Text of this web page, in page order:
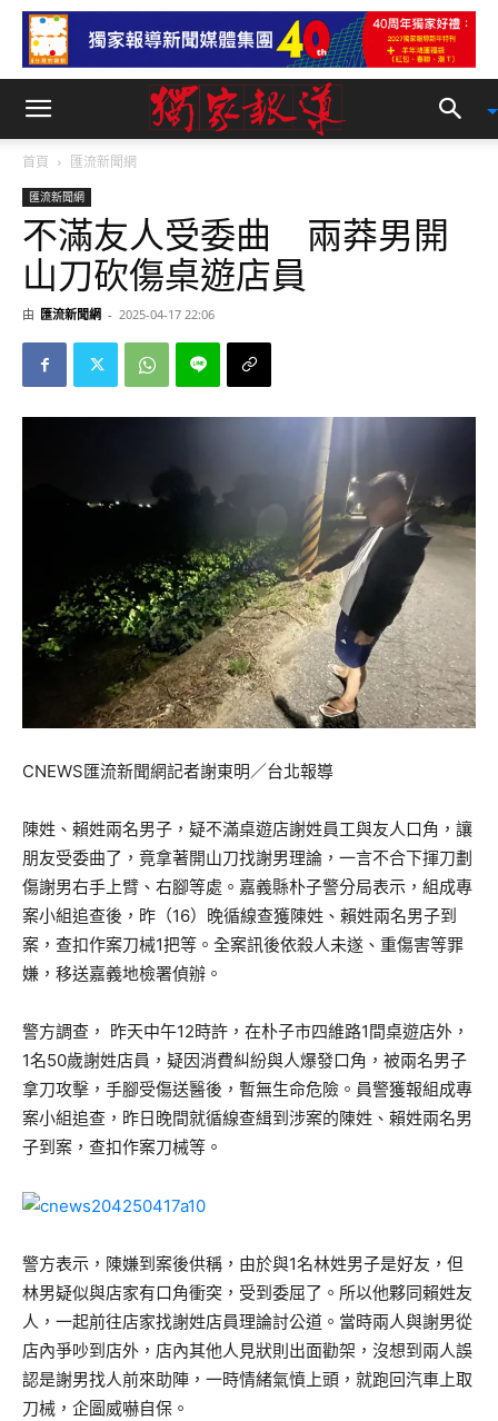
首頁 匯流新聞網
匯流新聞網
不滿友人受委曲 兩莽男開
山刀砍傷桌遊店員
由 匯流新聞網 - 2025-04-17 22:06
CNEWS匯流新聞網記者謝東明／台北報導
陳姓、賴姓兩名男子，疑不滿桌遊店謝姓員工與友人口角，讓
朋友受委曲了，竟拿著開山刀找謝男理論，一言不合下揮刀劃
傷謝男右手上臂、右腳等處。嘉義縣朴子警分局表示，組成專
案小組追查後，昨（16）晚循線查獲陳姓、賴姓兩名男子到
案，查扣作案刀械1把等。全案訊後依殺人未遂、重傷害等罪
嫌，移送嘉義地檢署偵辦。
警方調查， 昨天中午12時許，在朴子市四維路1間桌遊店外，
1名50歲謝姓店員，疑因消費糾紛與人爆發口角，被兩名男子
拿刀攻擊，手腳受傷送醫後，暫無生命危險。員警獲報組成專
案小組追查，昨日晚間就循線查緝到涉案的陳姓、賴姓兩名男
子到案，查扣作案刀械等。
警方表示，陳嫌到案後供稱，由於與1名林姓男子是好友，但
林男疑似與店家有口角衝突，受到委屈了。所以他夥同賴姓友
人，一起前往店家找謝姓店員理論討公道。當時兩人與謝男從
店內爭吵到店外，店內其他人見狀則出面勸架，沒想到兩人誤
認是謝男找人前來助陣，一時情緒氣憤上頭，就跑回汽車上取
刀械，企圖威嚇自保。